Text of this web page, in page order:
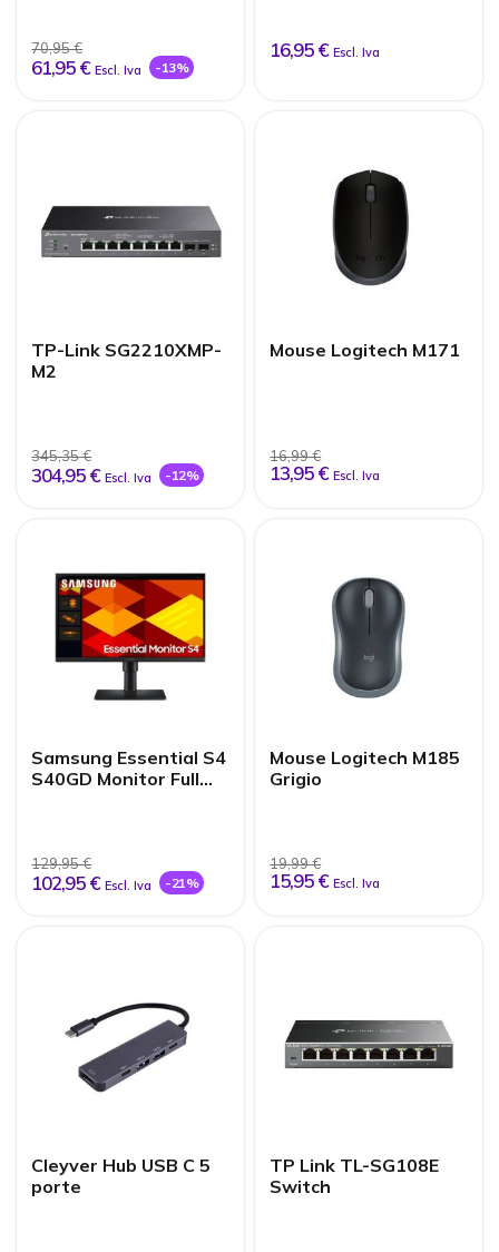
70,95 €
61,95 € Escl. Iva -13%
16,95 € Escl. Iva
TP-Link SG2210XMP-
M2
345,35 €
304,95 € Escl. Iva -12%
Mouse Logitech M171
16,99 €
13,95 € Escl. Iva
Samsung Essential S4
S40GD Monitor Full
129,95 €
102,95 € Escl. Iva -21%
Mouse Logitech M185
Grigio
19,99 €
15,95 € Escl. Iva
Cleyver Hub USB C 5
porte
TP Link TL-SG108E
Switch